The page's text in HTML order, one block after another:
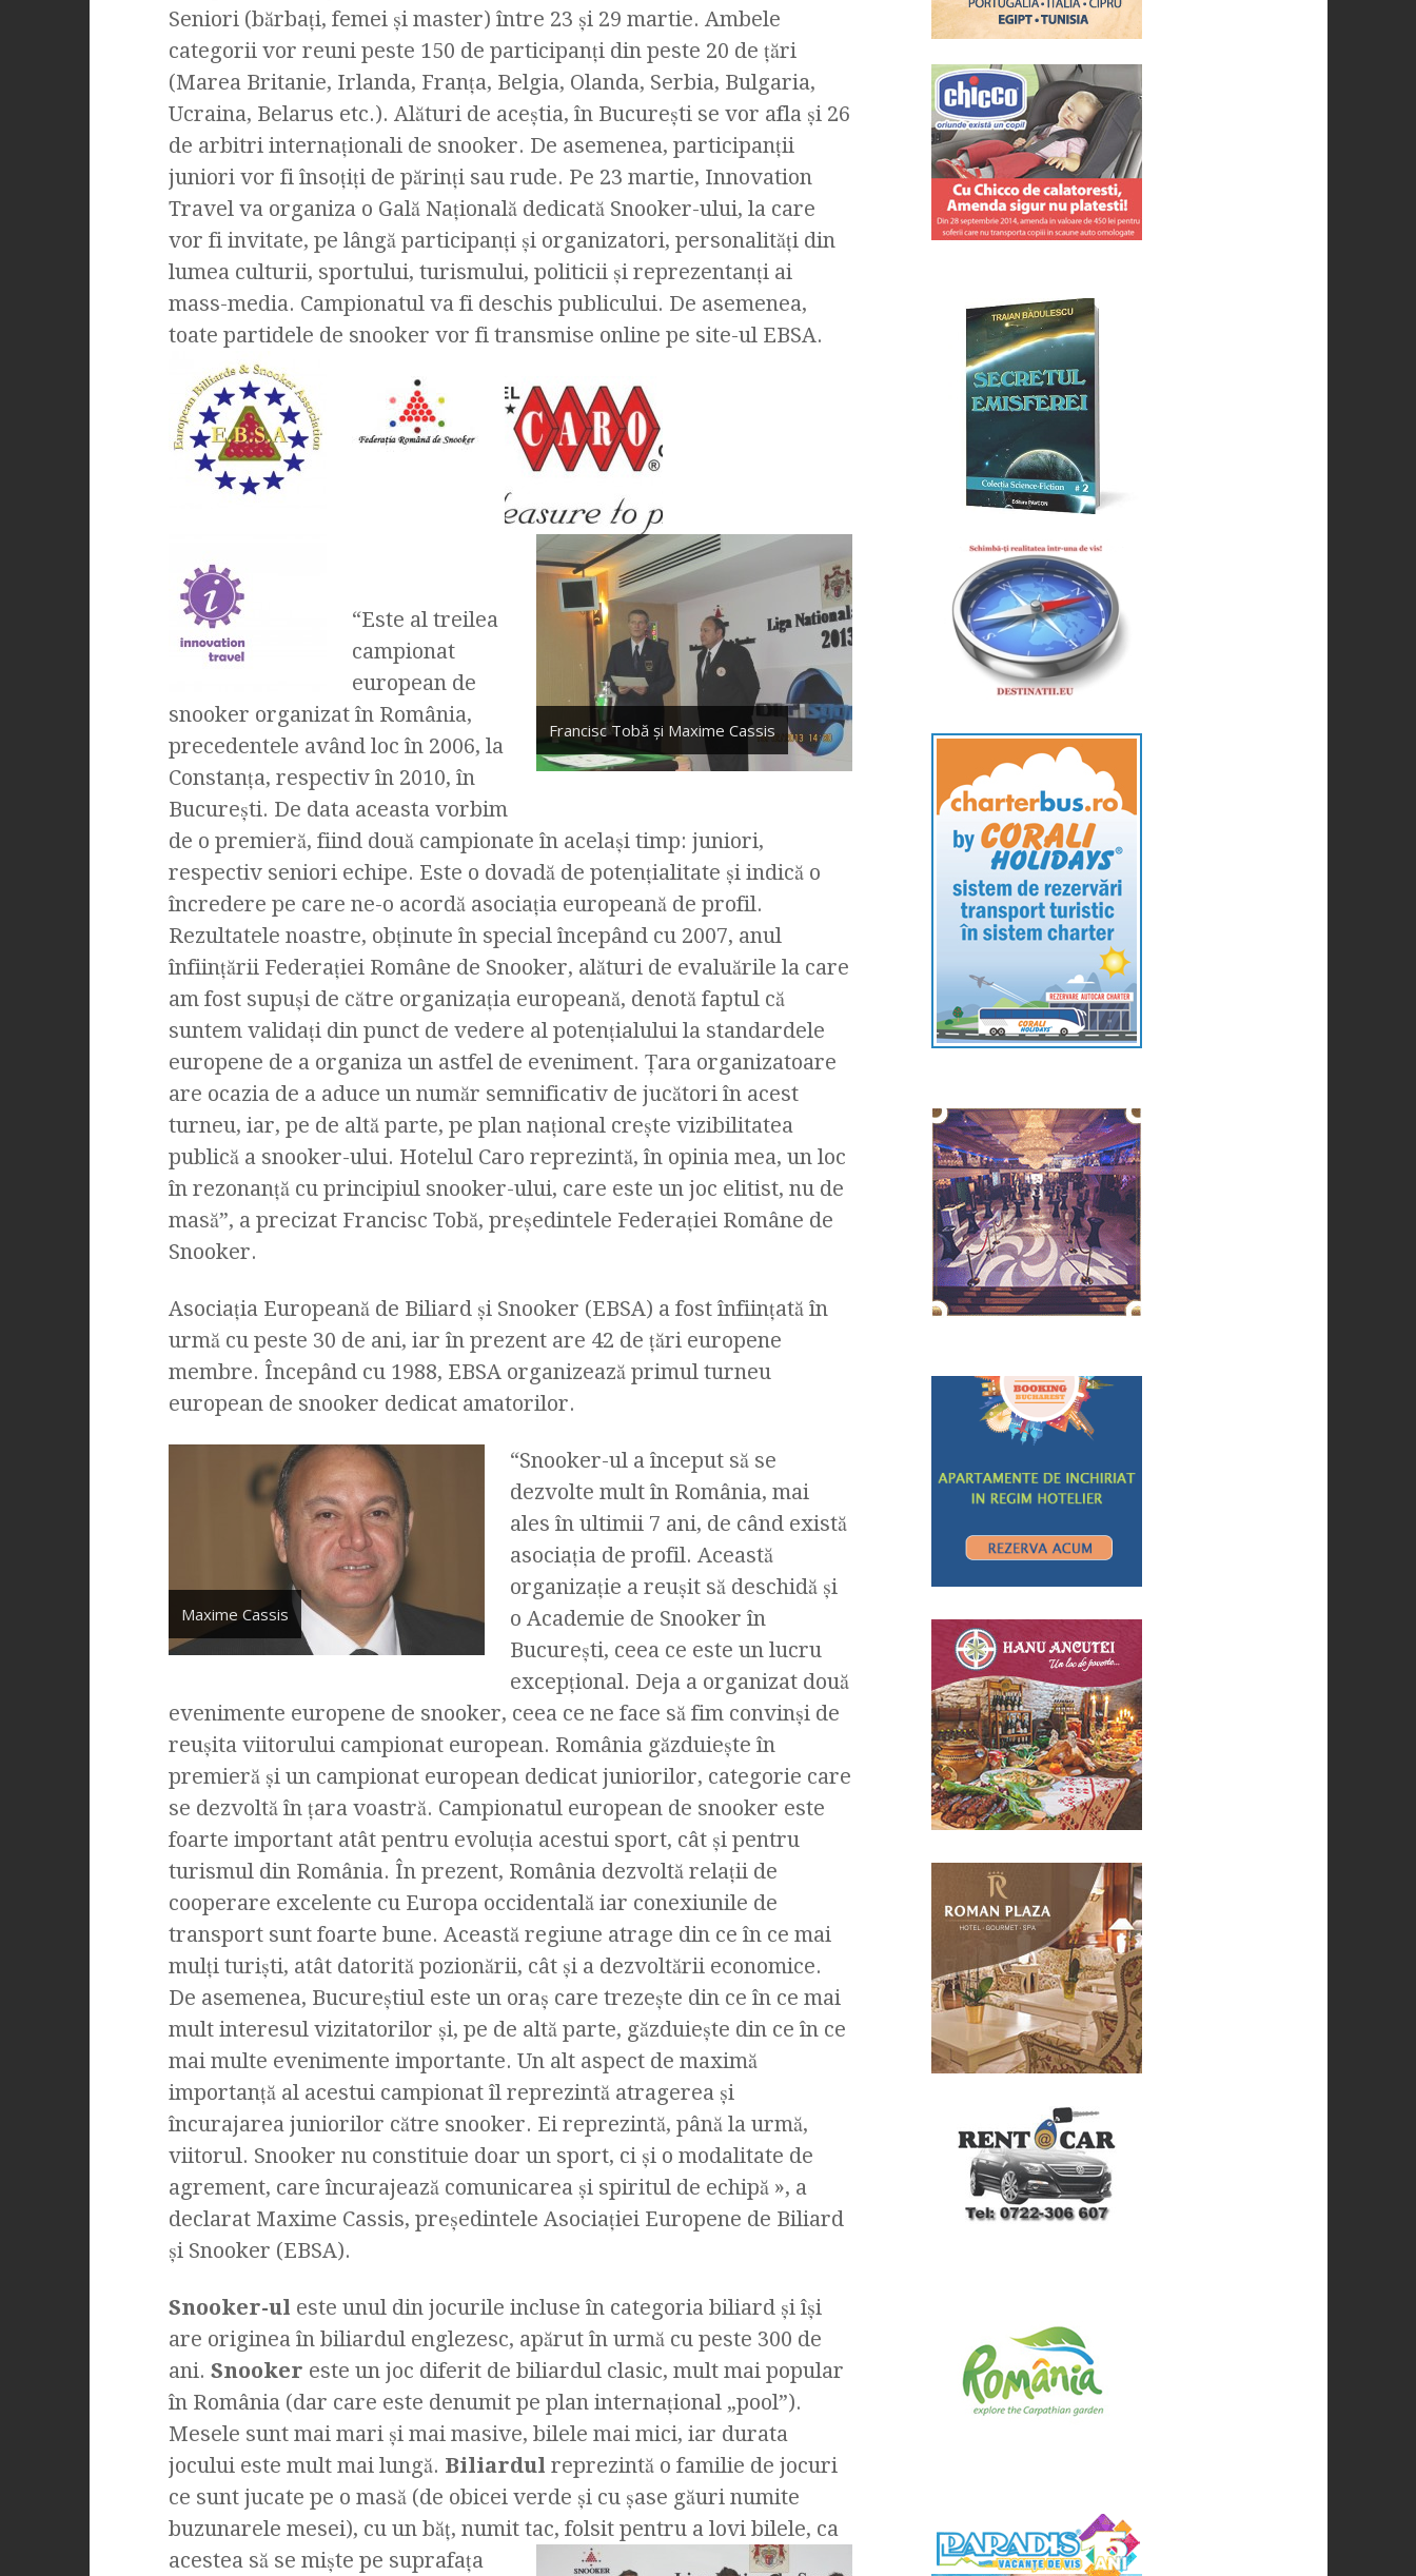
Seniori (bărbaţi, femei şi master) între 23 şi 29 martie. Ambele
categorii vor reuni peste 150 de participanţi din peste 20 de ţări
(Marea Britanie, Irlanda, Franţa, Belgia, Olanda, Serbia, Bulgaria,
Ucraina, Belarus etc.). Alături de aceştia, în Bucureşti se vor afla şi 26
de arbitri internaţionali de snooker. De asemenea, participanţii
juniori vor fi însoţiţi de părinţi sau rude. Pe 23 martie, Innovation
Travel va organiza o Gală Naţională dedicată Snooker-ului, la care
vor fi invitate, pe lângă participanţi şi organizatori, personalităţi din
lumea culturii, sportului, turismului, politicii şi reprezentanţi ai
mass-media. Campionatul va fi deschis publicului. De asemenea,
toate partidele de snooker vor fi transmise online pe site-ul EBSA.
Francisc Tobă şi Maxime Cassis
“Este al treilea
campionat
european de
snooker organizat în România,
precedentele având loc în 2006, la
Constanţa, respectiv în 2010, în
Bucureşti. De data aceasta vorbim
de o premieră, fiind două campionate în acelaşi timp: juniori,
respectiv seniori echipe. Este o dovadă de potenţialitate şi indică o
încredere pe care ne-o acordă asociaţia europeană de profil.
Rezultatele noastre, obţinute în special începând cu 2007, anul
înfiinţării Federaţiei Române de Snooker, alături de evaluările la care
am fost supuşi de către organizaţia europeană, denotă faptul că
suntem validaţi din punct de vedere al potenţialului la standardele
europene de a organiza un astfel de eveniment. Ţara organizatoare
are ocazia de a aduce un număr semnificativ de jucători în acest
turneu, iar, pe de altă parte, pe plan naţional creşte vizibilitatea
publică a snooker-ului. Hotelul Caro reprezintă, în opinia mea, un loc
în rezonanţă cu principiul snooker-ului, care este un joc elitist, nu de
masă”, a precizat Francisc Tobă, preşedintele Federaţiei Române de
Snooker.
Asociaţia Europeană de Biliard şi Snooker (EBSA) a fost înfiinţată în
urmă cu peste 30 de ani, iar în prezent are 42 de ţări europene
membre. Începând cu 1988, EBSA organizează primul turneu
european de snooker dedicat amatorilor.
Maxime Cassis
“Snooker-ul a început să se
dezvolte mult în România, mai
ales în ultimii 7 ani, de când există
asociaţia de profil. Această
organizaţie a reuşit să deschidă şi
o Academie de Snooker în
Bucureşti, ceea ce este un lucru
excepţional. Deja a organizat două
evenimente europene de snooker, ceea ce ne face să fim convinşi de
reuşita viitorului campionat european. România găzduieşte în
premieră şi un campionat european dedicat juniorilor, categorie care
se dezvoltă în ţara voastră. Campionatul european de snooker este
foarte important atât pentru evoluţia acestui sport, cât şi pentru
turismul din România. În prezent, România dezvoltă relaţii de
cooperare excelente cu Europa occidentală iar conexiunile de
transport sunt foarte bune. Această regiune atrage din ce în ce mai
mulţi turişti, atât datorită pozionării, cât şi a dezvoltării economice.
De asemenea, Bucureştiul este un oraş care trezeşte din ce în ce mai
mult interesul vizitatorilor şi, pe de altă parte, găzduieşte din ce în ce
mai multe evenimente importante. Un alt aspect de maximă
importanţă al acestui campionat îl reprezintă atragerea şi
încurajarea juniorilor către snooker. Ei reprezintă, până la urmă,
viitorul. Snooker nu constituie doar un sport, ci şi o modalitate de
agrement, care încurajează comunicarea şi spiritul de echipă », a
declarat Maxime Cassis, preşedintele Asociaţiei Europene de Biliard
şi Snooker (EBSA).
Snooker-ul este unul din jocurile incluse în categoria biliard şi îşi
are originea în biliardul englezesc, apărut în urmă cu peste 300 de
ani. Snooker este un joc diferit de biliardul clasic, mult mai popular
în România (dar care este denumit pe plan internaţional „pool”).
Mesele sunt mai mari şi mai masive, bilele mai mici, iar durata
jocului este mult mai lungă. Biliardul reprezintă o familie de jocuri
ce sunt jucate pe o masă (de obicei verde și cu șase găuri numite
buzunarele mesei), cu un băț, numit tac, folsit pentru a lovi bilele, ca
acestea să se miște pe suprafața